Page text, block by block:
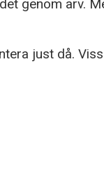
genom arv.
just då.